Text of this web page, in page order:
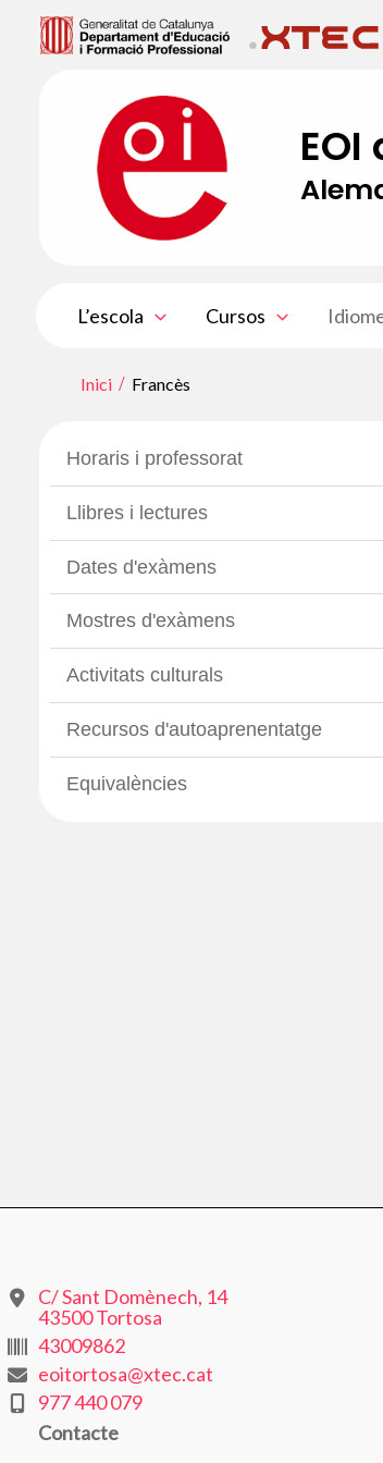
L’escola Cursos
Inici Francès
Horaris i professorat
Llibres i lectures
Dates d'exàmens
Mostres d'exàmens
Activitats culturals
Recursos d'autoaprenentatge
Equivalències
C/ Sant Domènech, 14
43500 Tortosa
43009862
eoitortosa@xtec.cat
977 440 079
Contacte